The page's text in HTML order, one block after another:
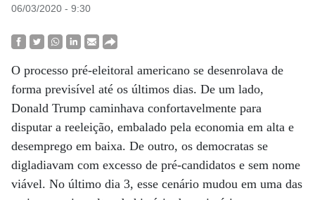
06/03/2020 - 9:30
O processo pré-eleitoral americano se desenrolava de
forma previsível até os últimos dias. De um lado,
Donald Trump caminhava confortavelmente para
disputar a reeleição, embalado pela economia em alta e
desemprego em baixa. De outro, os democratas se
digladiavam com excesso de pré-candidatos e sem nome
viável. No último dia 3, esse cenário mudou em uma das